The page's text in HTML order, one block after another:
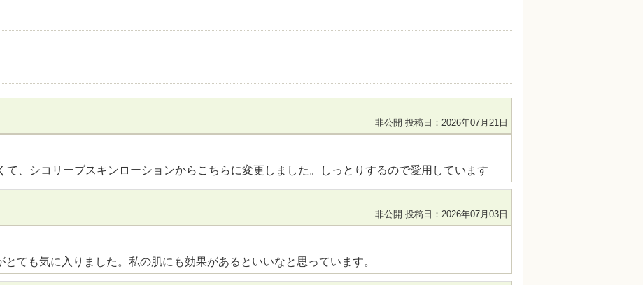
非公開 投稿日：2026年07月21日
て、シコリーブスキンローションからこちらに変更しました。しっとりするので愛用しています
非公開 投稿日：2026年07月03日
ても気に入りました。私の肌にも効果があるといいなと思っています。